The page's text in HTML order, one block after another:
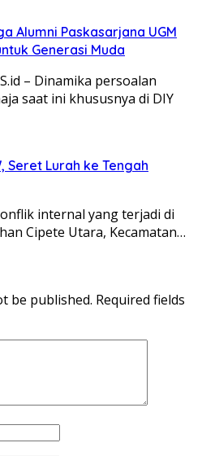
Alumni Paskasarjana UGM
Generasi Muda
– Dinamika persoalan
saat ini khususnya di DIY
Seret Lurah ke Tengah
internal yang terjadi di
Cipete Utara, Kecamatan…
be published. Required fields